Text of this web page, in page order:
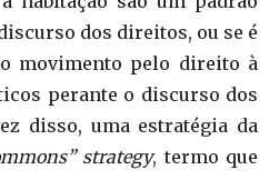
dos direitos, ou se é
movimento pelo direito à
perante o discurso dos
disso, uma estratégia da
strategy, termo que